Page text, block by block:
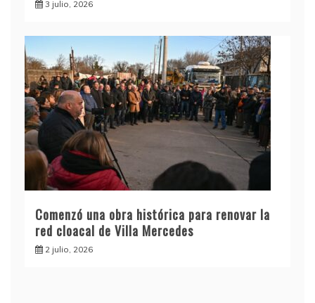
3 julio, 2026
Comenzó una obra histórica para renovar la
red cloacal de Villa Mercedes
2 julio, 2026